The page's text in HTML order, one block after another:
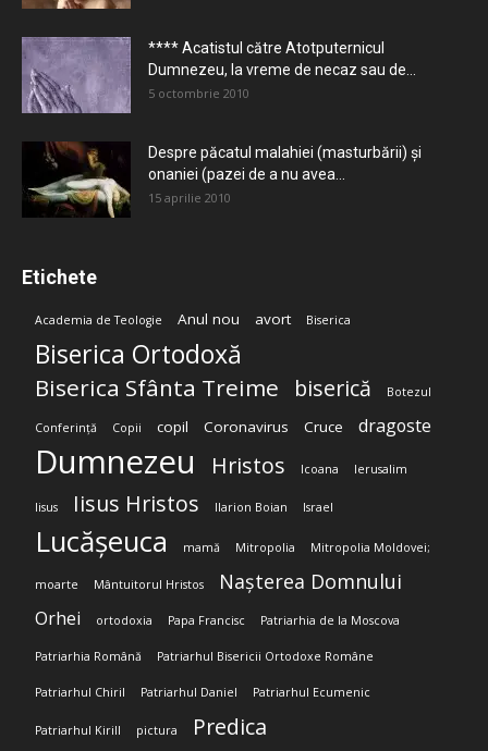
**** Acatistul către Atotputernicul
Dumnezeu, la vreme de necaz sau de...
5 octombrie 2010
Despre păcatul malahiei (masturbării) şi
onaniei (pazei de a nu avea...
15 aprilie 2010
Etichete
Academia de Teologie Anul nou avort Biserica
Biserica Ortodoxă
Biserica Sfânta Treime biserică Botezul
Conferință Copii copil Coronavirus Cruce dragoste
Dumnezeu Hristos Icoana Ierusalim
Iisus Iisus Hristos Ilarion Boian Israel
Lucășeuca mamă Mitropolia Mitropolia Moldovei;
moarte Mântuitorul Hristos Nașterea Domnului
Orhei ortodoxia Papa Francisc Patriarhia de la Moscova
Patriarhia Română Patriarhul Bisericii Ortodoxe Române
Patriarhul Chiril Patriarhul Daniel Patriarhul Ecumenic
Patriarhul Kirill pictura Predica